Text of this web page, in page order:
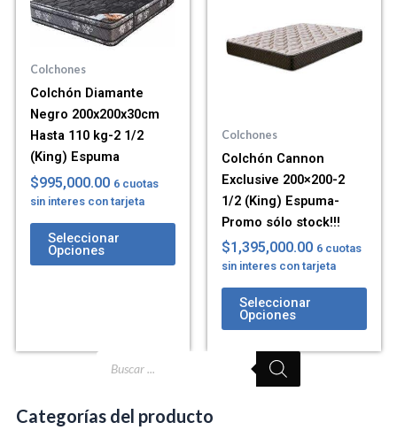
Colchones
Colchón Diamante
Negro 200x200x30cm
Hasta 110 kg-2 1/2
(King) Espuma
$995,000.00 6 cuotas
sin interes con tarjeta
Seleccionar
Opciones
Colchones
Colchón Cannon
Exclusive 200×200-2
1/2 (King) Espuma-
Promo sólo stock!!!
$1,395,000.00 6 cuotas
sin interes con tarjeta
Seleccionar
Opciones
Categorías del producto